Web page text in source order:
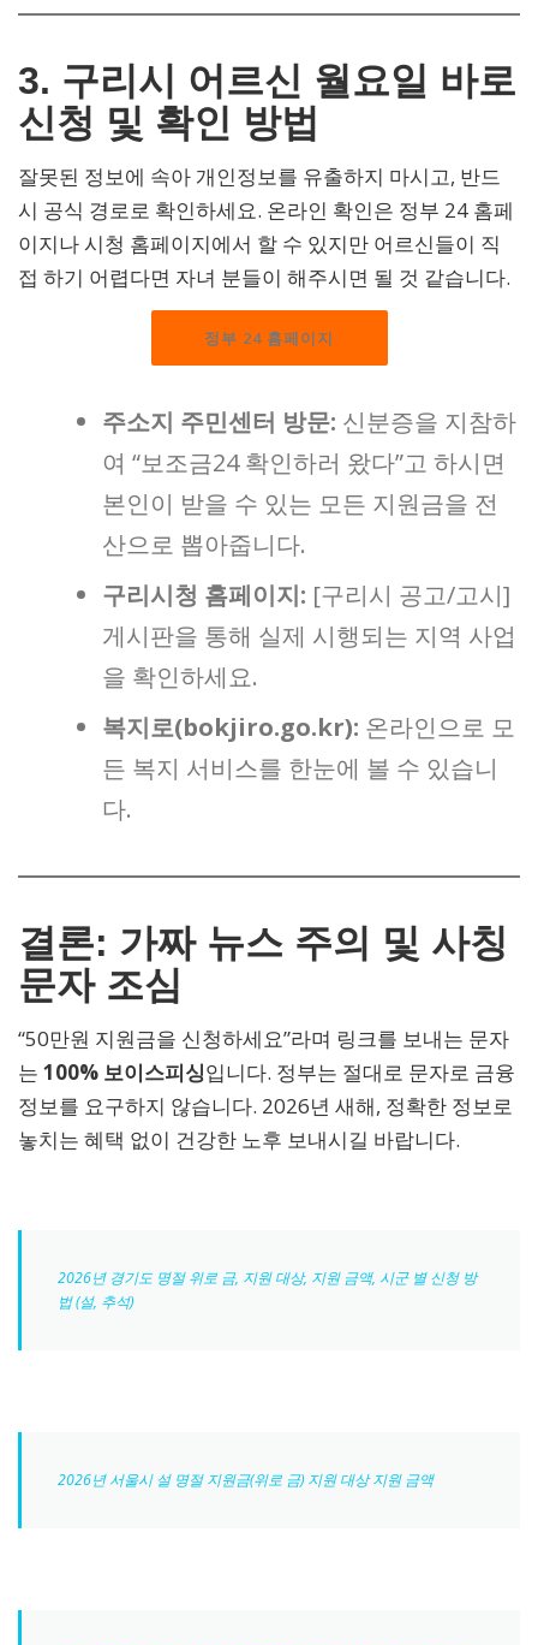
3. 구리시 어르신 월요일 바로
신청 및 확인 방법
잘못된 정보에 속아 개인정보를 유출하지 마시고, 반드
시 공식 경로로 확인하세요. 온라인 확인은 정부 24 홈페
이지나 시청 홈페이지에서 할 수 있지만 어르신들이 직
접 하기 어렵다면 자녀 분들이 해주시면 될 것 같습니다.
정부 24 홈페이지
주소지 주민센터 방문: 신분증을 지참하
여 “보조금24 확인하러 왔다”고 하시면
본인이 받을 수 있는 모든 지원금을 전
산으로 뽑아줍니다.
구리시청 홈페이지: [구리시 공고/고시]
게시판을 통해 실제 시행되는 지역 사업
을 확인하세요.
복지로(bokjiro.go.kr): 온라인으로 모
든 복지 서비스를 한눈에 볼 수 있습니
다.
결론: 가짜 뉴스 주의 및 사칭
문자 조심
“50만원 지원금을 신청하세요”라며 링크를 보내는 문자
는 100% 보이스피싱입니다. 정부는 절대로 문자로 금융
정보를 요구하지 않습니다. 2026년 새해, 정확한 정보로
놓치는 혜택 없이 건강한 노후 보내시길 바랍니다.
2026년 경기도 명절 위로 금, 지원 대상, 지원 금액, 시군 별 신청 방
법 (설, 추석)
2026년 서울시 설 명절 지원금(위로 금) 지원 대상 지원 금액